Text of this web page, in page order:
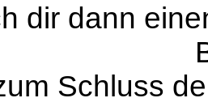
dir dann
Schluss